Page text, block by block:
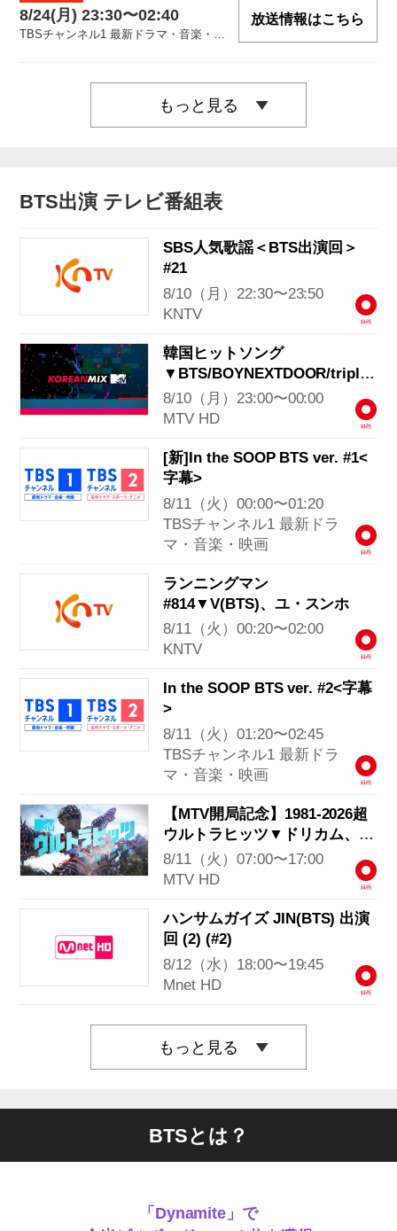
8/24(月) 23:30〜02:40 放送情報はこちら
もっと見る
BTS出演 テレビ番組表
SBS人気歌謡＜BTS出演回＞
#21
8/10（月）22:30〜23:50
KNTV
録画
韓国ヒットソング
▼BTS/BOYNEXTDOOR/tripleS
ほか
8/10（月）23:00〜00:00
MTV HD
録画
[新]In the SOOP BTS ver. #1<
字幕>
8/11（火）00:00〜01:20
TBSチャンネル1 最新ドラ
マ・音楽・映画
録画
ランニングマン
#814▼V(BTS)、ユ・スンホ
8/11（火）00:20〜02:00
KNTV
録画
In the SOOP BTS ver. #2<字幕
>
8/11（火）01:20〜02:45
TBSチャンネル1 最新ドラ
マ・音楽・映画
録画
【MTV開局記念】1981-2026超
ウルトラヒッツ▼ドリカム、
BTS、サザンほか
8/11（火）07:00〜17:00
MTV HD
録画
ハンサムガイズ JIN(BTS) 出演
回 (2) (#2)
8/12（水）18:00〜19:45
Mnet HD
録画
もっと見る
BTSとは？
「Dynamite」で